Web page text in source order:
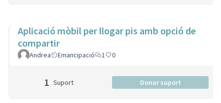
Aplicació mòbil per llogar pis amb opció de
compartir
Andrea Emancipació 1 0
1 Suport Donar suport